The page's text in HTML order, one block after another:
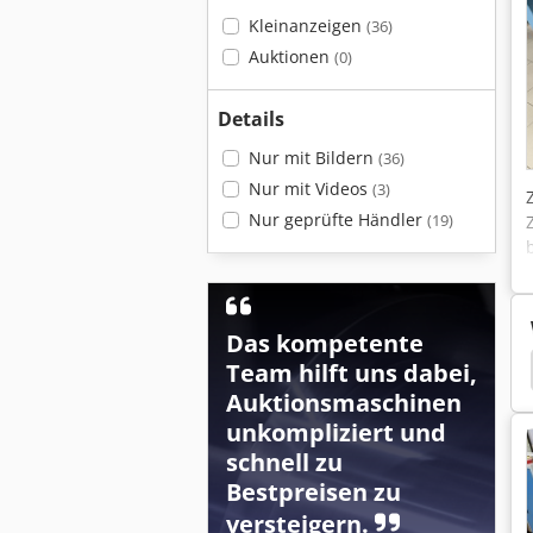
Kleinanzeigen (36)
Auktionen (0)
Details
Nur mit Bildern (36)
Nur mit Videos (3)
Nur geprüfte Händler (19)
Das kompetente
Team hilft uns dabei,
Auktionsmaschinen
unkompliziert und
schnell zu
Bestpreisen zu
versteigern.
Stanzmaschine Stanze Bobst